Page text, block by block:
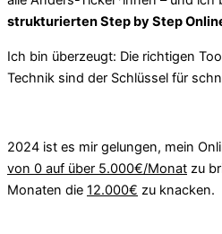
strukturierten Step by Step
Ich bin überzeugt: Die richtigen
Technik sind der Schlüssel für
2024 ist es mir gelungen, mein
von 0 auf über 5.000€/Monat zu
Monaten die 12.000€ zu knacken.